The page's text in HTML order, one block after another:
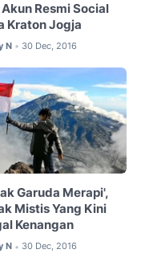
Resmi Social
Kraton Jogja
N • 30 Dec, 2016
Garuda Merapi',
Mistis Yang Kini
Kenangan
N • 30 Dec, 2016